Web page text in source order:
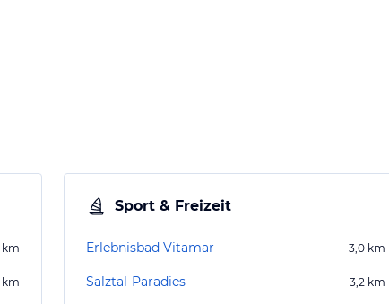
km
km
Sport & Freizeit
Erlebnisbad Vitamar 3,0 km
Salztal-Paradies 3,2 km